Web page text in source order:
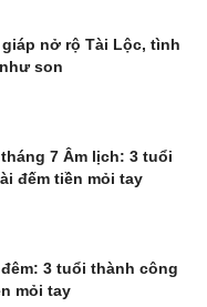
nở rộ Tài Lộc, tình
son
7 Âm lịch: 3 tuổi
đếm tiền mỏi tay
3 tuổi thành công
mỏi tay